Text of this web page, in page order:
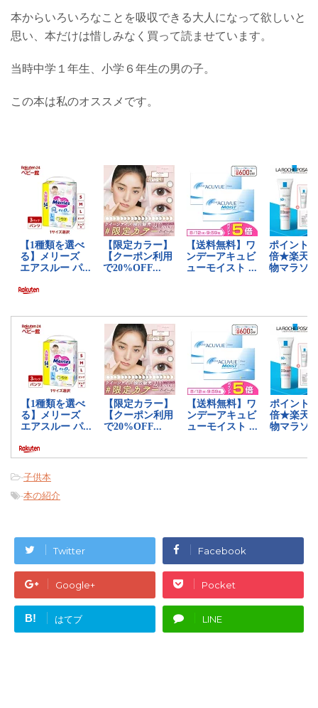
本からいろいろなことを吸収できる大人になって欲しいと
思い、本だけは惜しみなく買って読ませています。
当時中学１年生、小学６年生の男の子。
この本は私のオススメです。
-子供本
-本の紹介
Twitter Facebook
Google+ Pocket
B! はてブ LINE